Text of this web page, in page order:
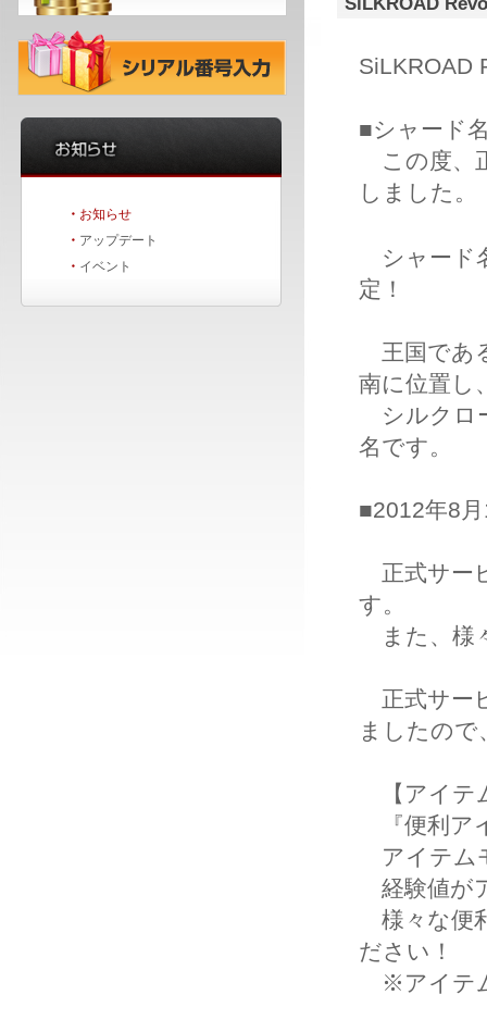
・ お知らせ
・ アップデート
・ イベント
■シャード
この度、
しました。
シャード
定！
王国であ
南に位置し
シルクロ
名です。
■2012年8
正式サー
す。
また、様
正式サー
ましたので
【アイテ
『便利ア
アイテム
経験値が
様々な便
ださい！
※アイテ